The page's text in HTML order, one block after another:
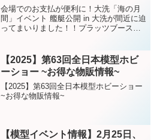
が可能!!
会場でのお支払が便利に！大洗「海の月
間」イベント 艦艇公開 in 大洗が間近に迫
ってまいりました！！プラッツブースで
デルやグッズを買おうと計画している皆
様、ぜひご利用く...
【2025】第63回全日本模型ホビ
ーショー ~お得な物販情報~
【2025】第63回全日本模型ホビーショー
~お得な物販情報~
【模型イベント情報】2月25日、